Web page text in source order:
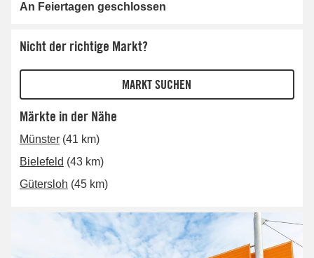
An Feiertagen geschlossen
Nicht der richtige Markt?
Märkte in der Nähe
Münster (41 km)
Bielefeld (43 km)
Gütersloh (45 km)